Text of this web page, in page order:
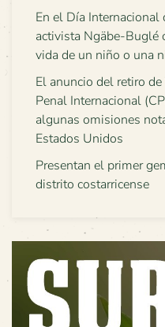
En el Día
activista Ngäbe-Buglé
vida de un niño o una
El anuncio del retiro
Penal Internacional
algunas omisiones
Estados Unidos
Presentan el primer
distrito costarricense